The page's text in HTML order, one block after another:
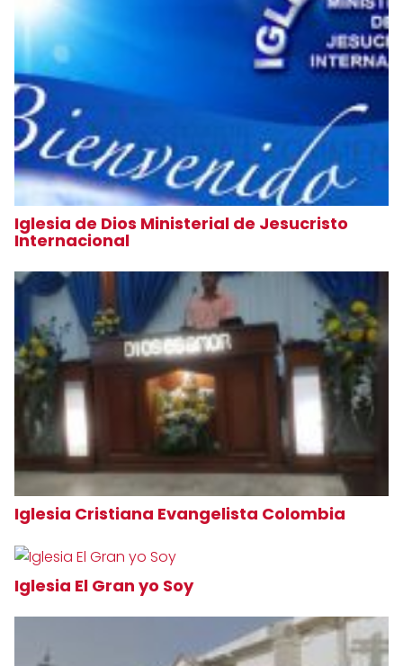
Iglesia de Dios Ministerial de Jesucristo
Internacional
Iglesia Cristiana Evangelista Colombia
Iglesia El Gran yo Soy